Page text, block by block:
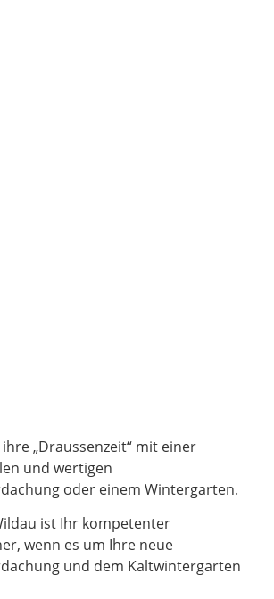
„Draussenzeit“ mit einer
und wertigen
oder einem Wintergarten.
ist Ihr kompetenter
wenn es um Ihre neue
und dem Kaltwintergarten